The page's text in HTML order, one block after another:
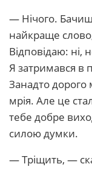
— Нічого.
найкраще
Відповідаю: ні,
Я затримався в
Занадто дорого
мрія. Але це
тебе добре
силою думки.
— Тріщить, —